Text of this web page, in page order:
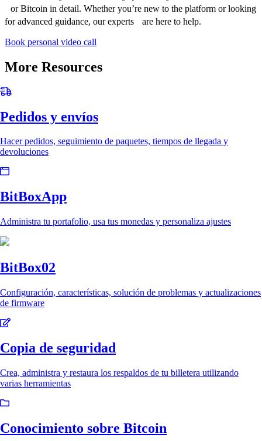
or Bitcoin in detail. Whether you’re new to the platform or looking
for advanced guidance, our experts are here to help.
Book personal video call
More Resources
Pedidos y envíos
Hacer pedidos, seguimiento de paquetes, tiempos de llegada y
devoluciones
BitBoxApp
Administra tu portafolio, usa tus monedas y personaliza ajustes
BitBox02
Configuración, características, solución de problemas y actualizaciones
de firmware
Copia de seguridad
Crea, administra y restaura los respaldos de tu billetera utilizando
varias herramientas
Conocimiento sobre Bitcoin